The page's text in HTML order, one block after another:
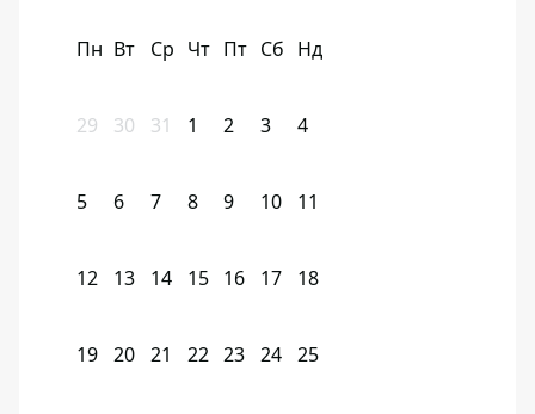
Пн Вт Ср Чт Пт Сб Нд
29 30 31 1 2 3 4
5 6 7 8 9 10 11
12 13 14 15 16 17 18
19 20 21 22 23 24 25